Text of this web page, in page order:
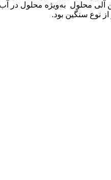
محلول به‌ویژه محلول در آب